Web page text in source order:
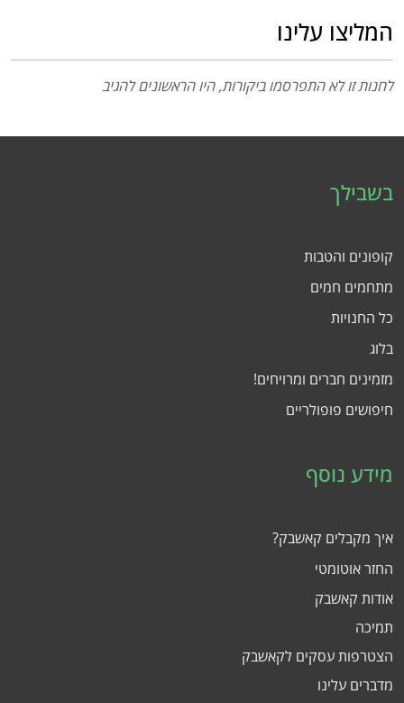
המליצו עלינו
לחנות זו לא התפרסמו ביקורות, היו הראשונים להגיב
בשבילך
קופונים והטבות
מתחמים חמים
כל החנויות
בלוג
מזמינים חברים ומרויחים!
חיפושים פופולריים
מידע נוסף
איך מקבלים קאשבק?
החזר אוטומטי
אודות קאשבק
תמיכה
הצטרפות עסקים לקאשבק
מדברים עלינו